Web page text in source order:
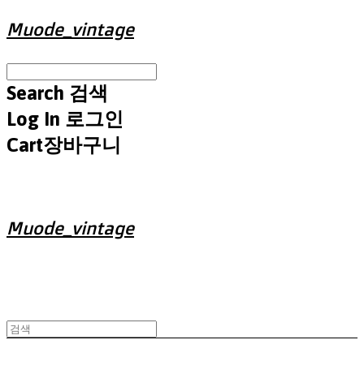
Muode_vintage
Search 검색
Log In 로그인
Cart장바구니
Muode_vintage